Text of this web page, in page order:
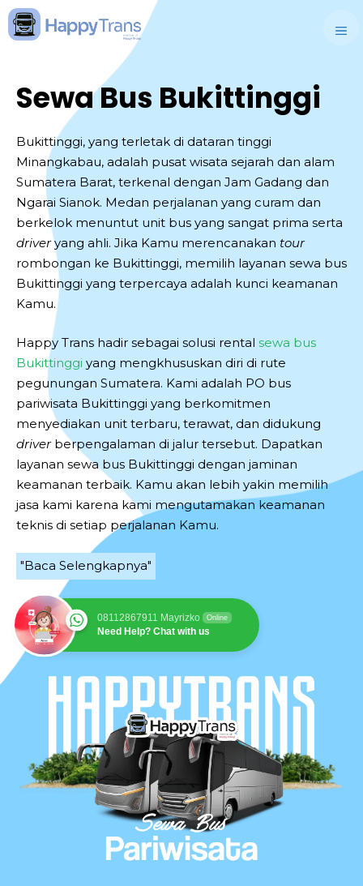
Skip
to
Sewa Bus Bukittinggi
Bukittinggi, yang terletak di dataran tinggi
Minangkabau, adalah pusat wisata sejarah dan alam
Sumatera Barat, terkenal dengan Jam Gadang dan
Ngarai Sianok. Medan perjalanan yang curam dan
berkelok menuntut unit bus yang sangat prima serta
driveryang ahli. Jika Kamu merencanakan tour
rombongan ke Bukittinggi, memilih layanan sewa bus
Bukittinggi yang terpercaya adalah kunci keamanan
Kamu.
Happy Trans hadir sebagai solusi rental sewa bus
Bukittinggi yang mengkhususkan diri di rute
pegunungan Sumatera. Kami adalah PO bus
pariwisata Bukittinggi yang berkomitmen
menyediakan unit terbaru, terawat, dan didukung
driverberpengalaman di jalur tersebut. Dapatkan
layanan sewa bus Bukittinggi dengan jaminan
keamanan terbaik. Kamu akan lebih yakin memilih
jasa kami karena kami mengutamakan keamanan
teknis di setiap perjalanan Kamu.
"Baca Selengkapnya"
08112867911 Mayrizko Online
Need Help? Chat with us